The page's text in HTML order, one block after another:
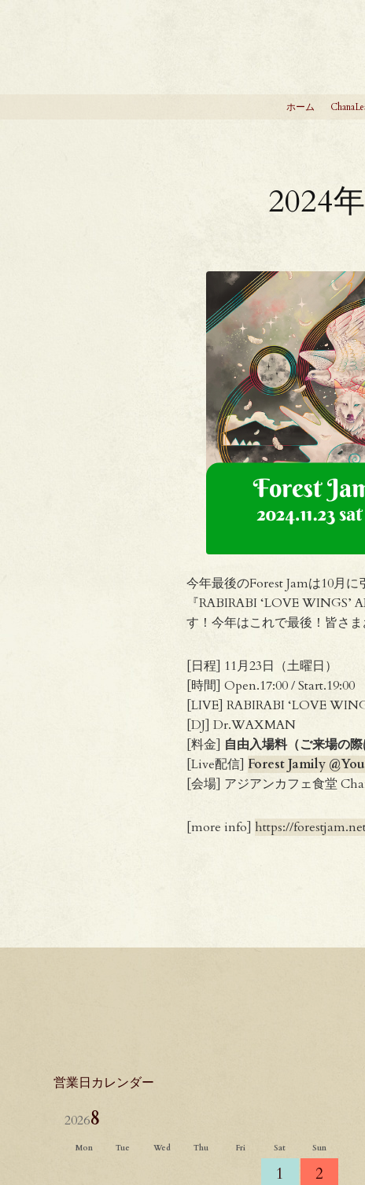
ホーム
2024
今年最後のForest Jamは10月
『RABIRABI ‘LOVE WINGS’
す！今年はこれで最後！皆さ
[日程] 11月23日（土曜日）
[時間] Open.17:00 / Start.19:00
[LIVE] RABIRABI ‘LOVE
[DJ] Dr.WAXMAN
[料金] 自由入場料（ご来場の
[Live配信] Forest Jamily
[会場] アジアンカフェ食堂
[more info] https://
営業日カレンダー
20268
Mon Tue Wed Thu Fri Sat Sun
1
2